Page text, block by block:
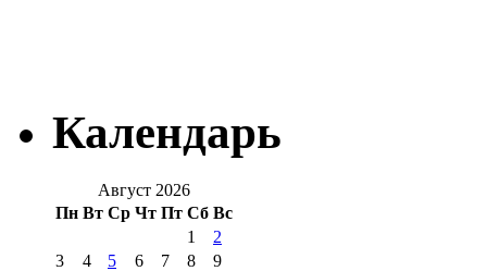
Календарь
Август 2026
Пн Вт Ср Чт Пт Сб Вс
1
2
3
4 5 6 7 8
9